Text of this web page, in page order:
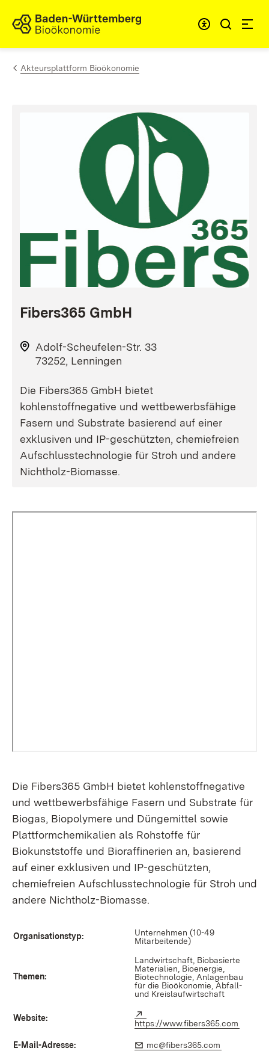
Zum Inhalt springen
Link zur Startseite
Akteursplattform Bioökonomie
Fibers365 GmbH
Adolf-Scheufelen-Str. 33
73252, Lenningen
Die Fibers365 GmbH bietet
kohlenstoffnegative und wettbewerbsfähige
Fasern und Substrate basierend auf einer
exklusiven und IP-geschützten, chemiefreien
Aufschlusstechnologie für Stroh und andere
Nichtholz-Biomasse.
Die Fibers365 GmbH bietet kohlenstoffnegative
und wettbewerbsfähige Fasern und Substrate für
Biogas, Biopolymere und Düngemittel sowie
Plattformchemikalien als Rohstoffe für
Biokunststoffe und Bioraffinerien an, basierend
auf einer exklusiven und IP-geschützten,
chemiefreien Aufschlusstechnologie für Stroh und
andere Nichtholz-Biomasse.
Organisationstyp:
Unternehmen (10-49
Mitarbeitende)
Themen:
Landwirtschaft, Biobasierte
Materialien, Bioenergie,
Biotechnologie, Anlagenbau
für die Bioökonomie, Abfall-
und Kreislaufwirtschaft
Website:
https://www.fibers365.com
E-Mail-Adresse: E-Mail:
mc@fibers365.com